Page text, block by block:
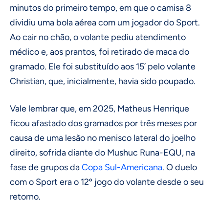
minutos do primeiro tempo, em que o camisa 8
dividiu uma bola aérea com um jogador do Sport.
Ao cair no chão, o volante pediu atendimento
médico e, aos prantos, foi retirado de maca do
gramado. Ele foi substituído aos 15’ pelo volante
Christian, que, inicialmente, havia sido poupado.
Vale lembrar que, em 2025, Matheus Henrique
ficou afastado dos gramados por três meses por
causa de uma lesão no menisco lateral do joelho
direito, sofrida diante do Mushuc Runa-EQU, na
fase de grupos daCopa Sul-Americana. O duelo
com o Sport era o 12º jogo do volante desde o seu
retorno.